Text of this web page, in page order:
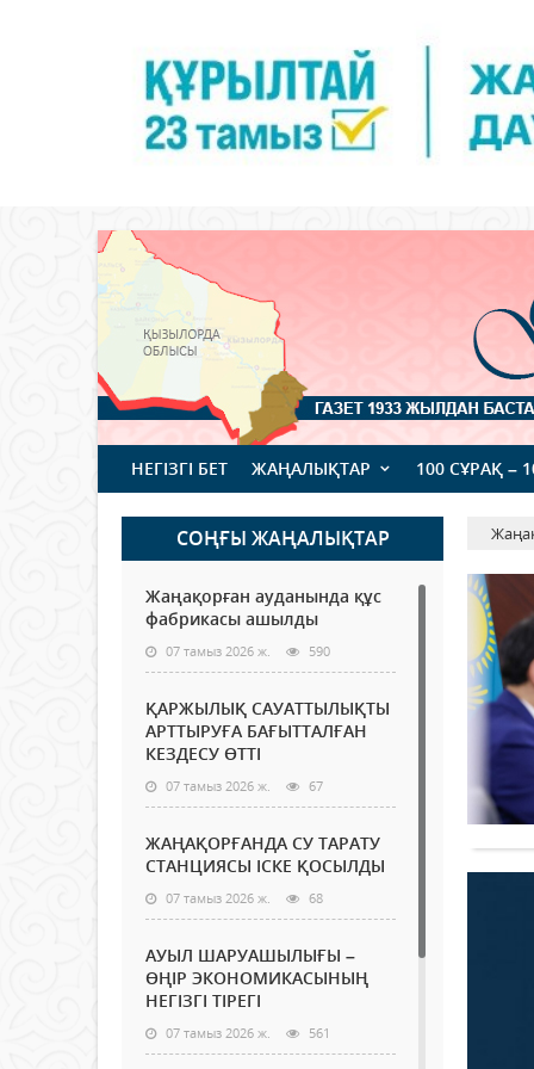
НЕГІЗГІ БЕТ ЖАҢАЛЫҚТАР 100 СҰРАҚ –
СОҢҒЫ ЖАҢАЛЫҚТАР
Жаңақорған ауданында құс
фабрикасы ашылды
07 тамыз 2026 ж. 590
ҚАРЖЫЛЫҚ САУАТТЫЛЫҚТЫ
АРТТЫРУҒА БАҒЫТТАЛҒАН
КЕЗДЕСУ ӨТТІ
07 тамыз 2026 ж. 67
ЖАҢАҚОРҒАНДА СУ ТАРАТУ
СТАНЦИЯСЫ ІСКЕ ҚОСЫЛДЫ
07 тамыз 2026 ж. 68
АУЫЛ ШАРУАШЫЛЫҒЫ –
ӨҢІР ЭКОНОМИКАСЫНЫҢ
НЕГІЗГІ ТІРЕГІ
07 тамыз 2026 ж. 561